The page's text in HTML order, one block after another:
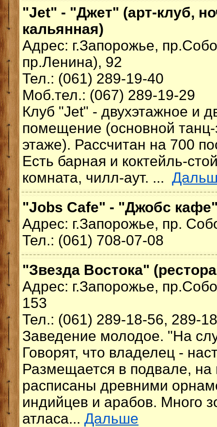
"Jet" - "Джет" (арт-клуб,
кальянная)
Адрес: г.Запорожье,
пр.Ленина), 92
Тел.: (061) 289-19-40
Моб.тел.: (067) 289-19-29
Клуб "Jet" - двухэтажное и
помещение (основной
этаже). Рассчитан на 700
Есть барная и коктейль-
комната, чилл-аут. ...
"Jobs Cafe" - "Джобс
Адрес: г.Запорожье, пр.
Тел.: (061) 708-07-08
"Звезда Востока"
Адрес: г.Запорожье,
153
Тел.: (061) 289-18-56, 289-
Заведение молодое. "На
Говорят, что владелец -
Размещается в подвале, на
расписаны древними
индийцев и арабов. Много
атласа... Дальше